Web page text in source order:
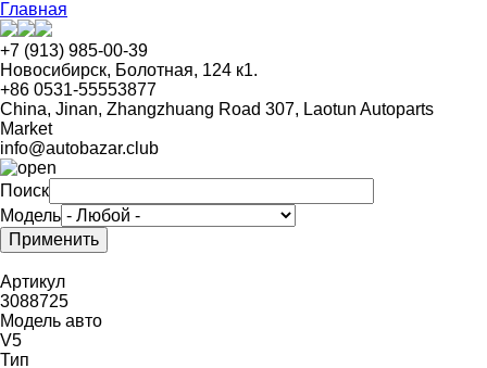
Перейти
к
основному
содержанию
Главная
+7 (913) 985-00-39
Новосибирск, Болотная, 124 к1.
+86 0531-55553877
China, Jinan, Zhangzhuang Road 307, Laotun Autoparts
Market
info@autobazar.club
Поиск
Модель
Артикул
3088725
Модель авто
V5
Тип